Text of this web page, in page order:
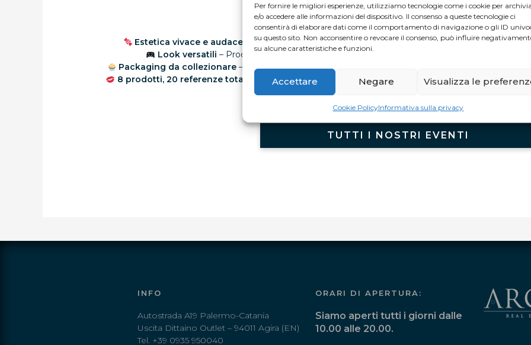
Per fornire le migliori esperienze, utilizziamo tecnologie come i cookie per
e/o accedere alle informazioni del dispositivo. Il consenso a queste tecnologie ci
consentirà di elaborare dati come il comportamento di navigazione o gli ID
su questo sito. Non acconsentire o revocare il consenso, può influire
su alcune caratteristiche e funzioni.
Accettare Negare Visualizza le
Cookie PolicyInformativa sulla privacy
Perché questa collezione è unica?
Estetica vivace e audace – Tonalità intense, finish luminosi e dettagli sparkling che richiamano
Look versatili – Prodotti pensati per essere mixati, abbinati e sperimentati, dal blush
Packaging da collezionare – Ogni referenza è racchiusa in un design pop, ispirato al gioco,
8 prodotti, 20 referenze totali
– Una beauty routine completa con palette multitasking, balsami
TUTTI I NOSTRI EVENTI
INFO
Autostrada A19 Palermo-Catania
Uscita Dittaino Outlet – 94011 Agira (EN)
Tel. +39 0935 950040
ORARI DI APERTURA:
Siamo aperti tutti i giorni dalle
10.00 alle 20.00.